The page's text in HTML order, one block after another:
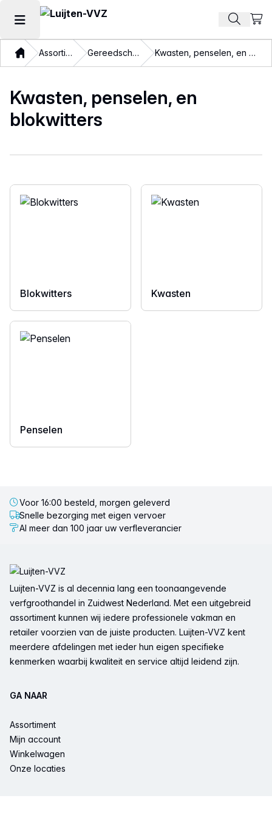
Hoofdmenu openen Zoek
Thuis Assortiment Gereedschappen Kwasten, penselen, en blokwitters
Kwasten, penselen, en
blokwitters
Blokwitters Kwasten
Penselen
Voor 16:00 besteld, morgen geleverd
Snelle bezorging met eigen vervoer
Al meer dan 100 jaar uw verfleverancier
Luijten-VVZ is al decennia lang een toonaangevende
verfgroothandel in Zuidwest Nederland. Met een uitgebreid
assortiment kunnen wij iedere professionele vakman en
retailer voorzien van de juiste producten. Luijten-VVZ kent
meerdere afdelingen met ieder hun eigen specifieke
kenmerken waarbij kwaliteit en service altijd leidend zijn.
GA NAAR
Assortiment
Mijn account
Winkelwagen
Onze locaties